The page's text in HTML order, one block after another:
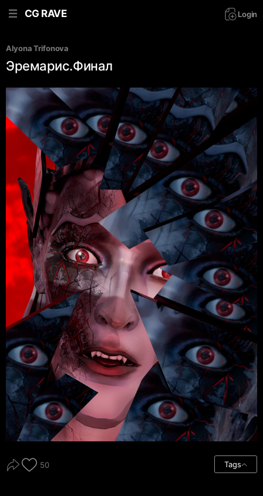
CG RAVE Login
Alyona Trifonova
Эремарис.Финал
50 Tags